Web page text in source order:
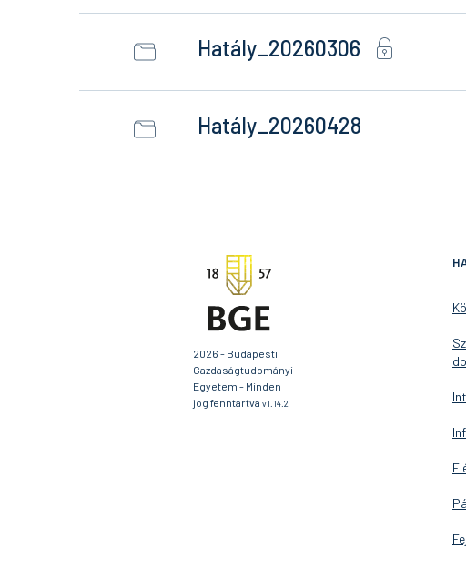
Hatály_20260306
Hatály_20260428
2026 - Budapesti
Gazdaságtudományi
Egyetem - Minden
jog fenntartva v1.14.2